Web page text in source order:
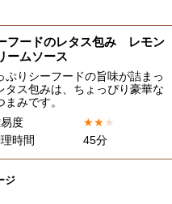
フードのレタス包み レモン
ームソース
ぷりシーフードの旨味が詰まっ
タス包みは、ちょっぴり豪華な
まみです。
度
★★★
時間
45分
ジ